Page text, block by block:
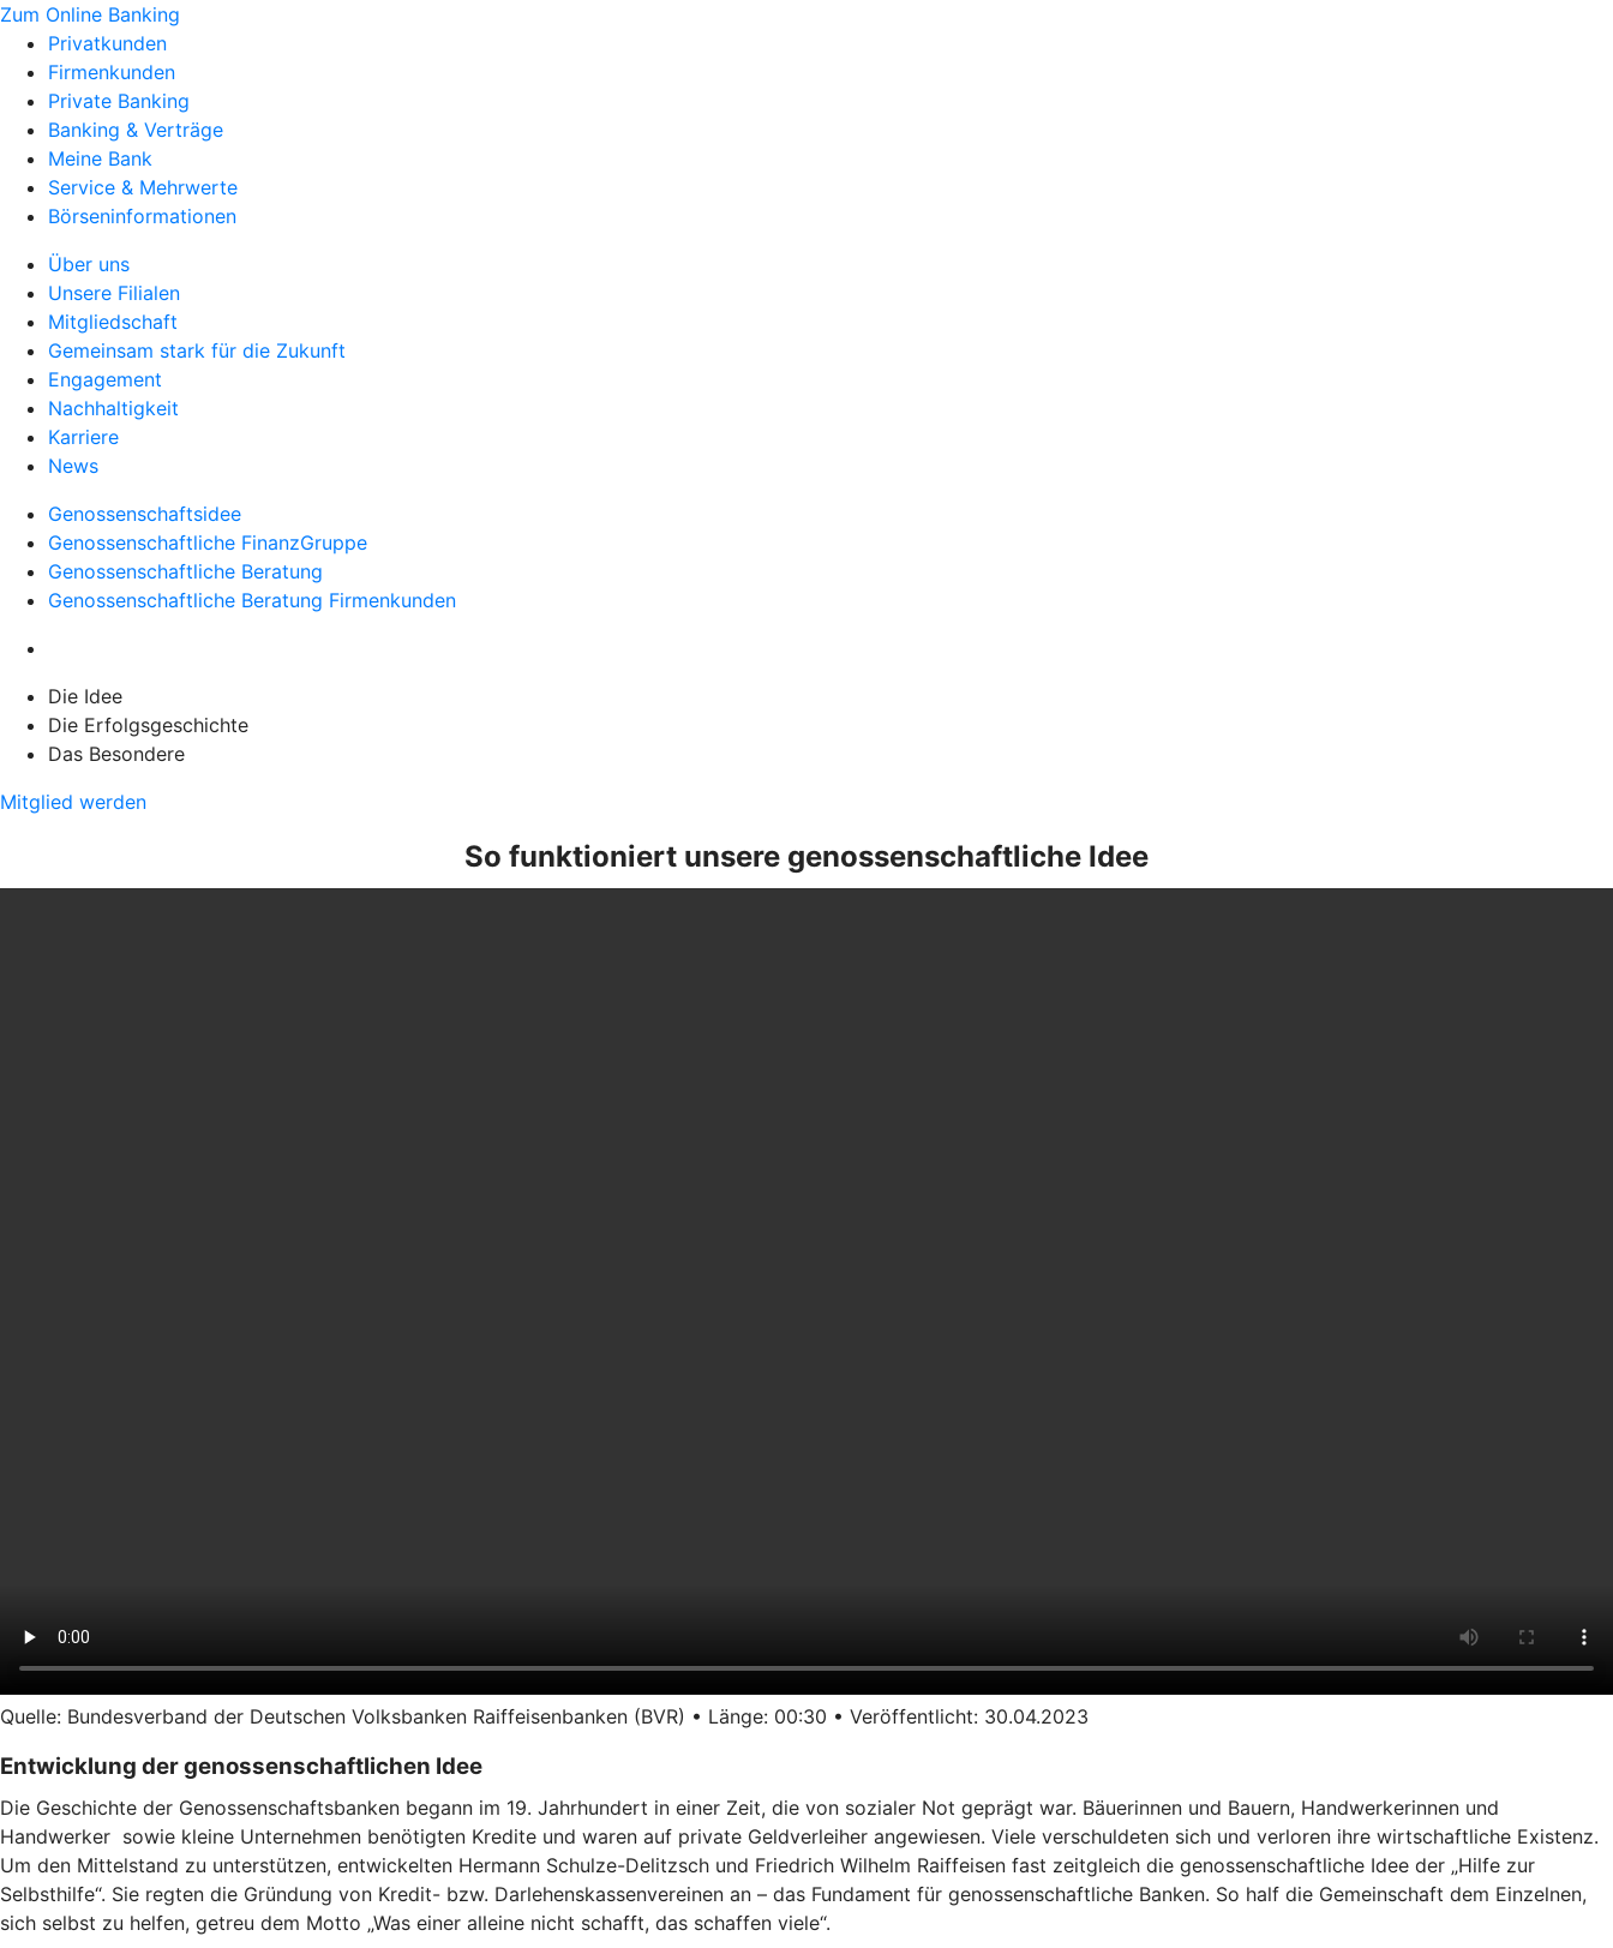
Zum Online Banking
Privatkunden
Firmenkunden
Private Banking
Banking & Verträge
Meine Bank
Service & Mehrwerte
Börseninformationen
Über uns
Unsere Filialen
Mitgliedschaft
Gemeinsam stark für die Zukunft
Engagement
Nachhaltigkeit
Karriere
News
Genossenschaftsidee
Genossenschaftliche FinanzGruppe
Genossenschaftliche Beratung
Genossenschaftliche Beratung Firmenkunden
Die Idee
Die Erfolgsgeschichte
Das Besondere
Mitglied werden
So funktioniert unsere genossenschaftliche Idee
Quelle: Bundesverband der Deutschen Volksbanken Raiffeisenbanken (BVR) • Länge: 00:30 • Veröffentlicht: 30.04.2023
Entwicklung der genossenschaftlichen Idee
Die Geschichte der Genossenschaftsbanken begann im 19. Jahrhundert in einer Zeit, die von sozialer Not geprägt war. Bäuerinnen und Bauern, Handwerkerinnen und
Handwerker sowie kleine Unternehmen benötigten Kredite und waren auf private Geldverleiher angewiesen. Viele verschuldeten sich und verloren ihre wirtschaftliche Existenz.
Um den Mittelstand zu unterstützen, entwickelten Hermann Schulze-Delitzsch und Friedrich Wilhelm Raiffeisen fast zeitgleich die genossenschaftliche Idee der „Hilfe zur
Selbsthilfe“. Sie regten die Gründung von Kredit- bzw. Darlehenskassenvereinen an – das Fundament für genossenschaftliche Banken. So half die Gemeinschaft dem Einzelnen,
sich selbst zu helfen, getreu dem Motto „Was einer alleine nicht schafft, das schaffen viele“.